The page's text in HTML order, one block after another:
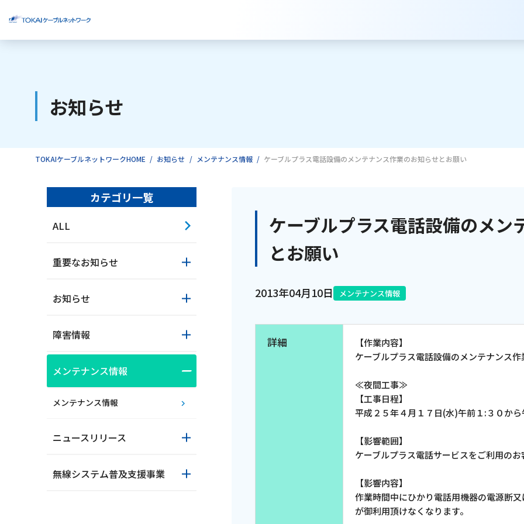
ご利用中のお客様
サービスのご案内
電話
動画配信
おトクな情報
お知らせ
TOKAIケーブルネットワークHOME お知らせ メンテナンス情報 ケーブルプラス電話設備のメンテナンス作業のお知らせとお願い
カテゴリ一覧
ALL
重要なお知らせ
お知らせ
障害情報
メンテナンス情報
メンテナンス情報
ニュースリリース
無線システム普及支援事業
ケーブルプラス電話設備のメン
とお願い
2013年04月10日 メンテナンス情報
詳細
【作業内容】
ケーブルプラス電話設備のメンテナンス作
≪夜間工事≫
【工事日程】
平成２５年４月１７日(水)午前１:３０か
【影響範囲】
ケーブルプラス電話サービスをご利用のお
【影響内容】
作業時間中にひかり電話用機器の電源断
が御利用頂けなくなります。